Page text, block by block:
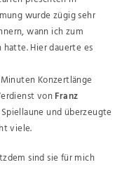
wurde zügig sehr
wann ich zum
Hier dauerte es
Konzertlänge
vonFranz
und überzeugte
viele.
sind sie für mich